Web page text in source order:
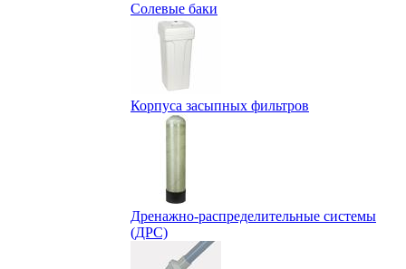
Солевые баки
Корпуса засыпных фильтров
Дренажно-распределительные системы
(ДРС)